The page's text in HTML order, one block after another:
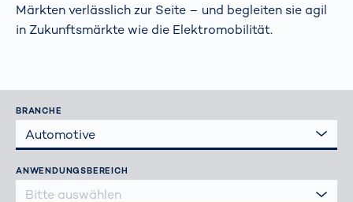
Märkten verlässlich zur Seite – und begleiten sie agil
in Zukunftsmärkte wie die Elektromobilität.
BRANCHE
Automotive
ANWENDUNGSBEREICH
Bitte auswählen